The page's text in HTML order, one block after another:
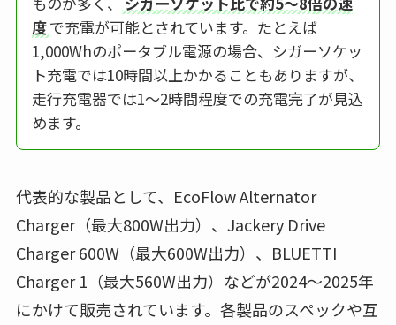
度で充電が可能とされています。たとえば
1,000Whのポータブル電源の場合、シガーソケッ
ト充電では10時間以上かかることもありますが、
走行充電器では1〜2時間程度での充電完了が見込
めます。
代表的な製品として、EcoFlow Alternator
Charger（最大800W出力）、Jackery Drive
Charger 600W（最大600W出力）、BLUETTI
Charger 1（最大560W出力）などが2024〜2025年
にかけて販売されています。各製品のスペックや互